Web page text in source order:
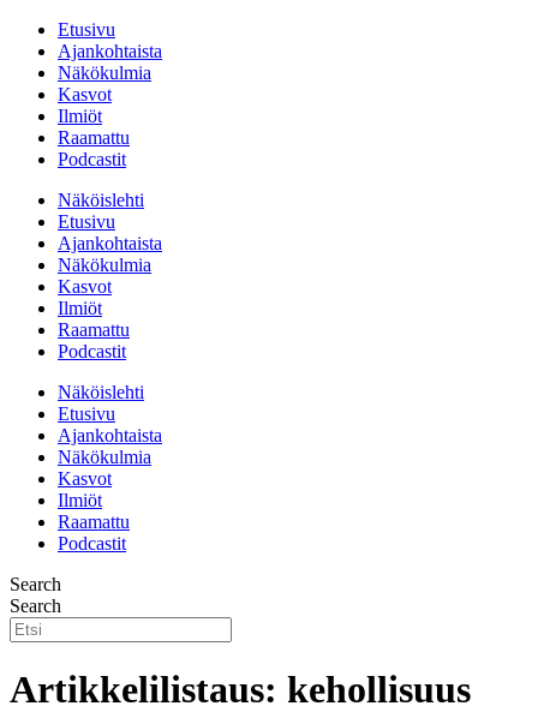
Etusivu
Ajankohtaista
Näkökulmia
Kasvot
Ilmiöt
Raamattu
Podcastit
Näköislehti
Etusivu
Ajankohtaista
Näkökulmia
Kasvot
Ilmiöt
Raamattu
Podcastit
Näköislehti
Etusivu
Ajankohtaista
Näkökulmia
Kasvot
Ilmiöt
Raamattu
Podcastit
Search
Search
Artikkelilistaus: kehollisuus